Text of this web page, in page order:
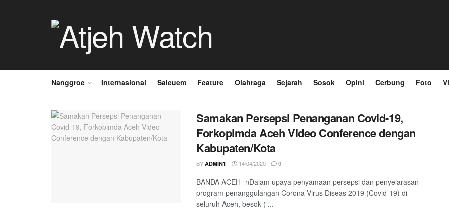
Nanggroe Internasional Saleuem Feature Olahraga Sejarah Sosok Opini Cerbung Foto
Samakan Persepsi Penanganan Covid-19,
Forkopimda Aceh Video Conference dengan
Kabupaten/Kota
BY ADMIN1 14/04/2020 0
BANDA ACEH -nDalam upaya penyamaan persepsi dan penyelarasan
program penanggulangan Corona Virus Diseas 2019 (Covid-19) di
seluruh Aceh, besok ( ...